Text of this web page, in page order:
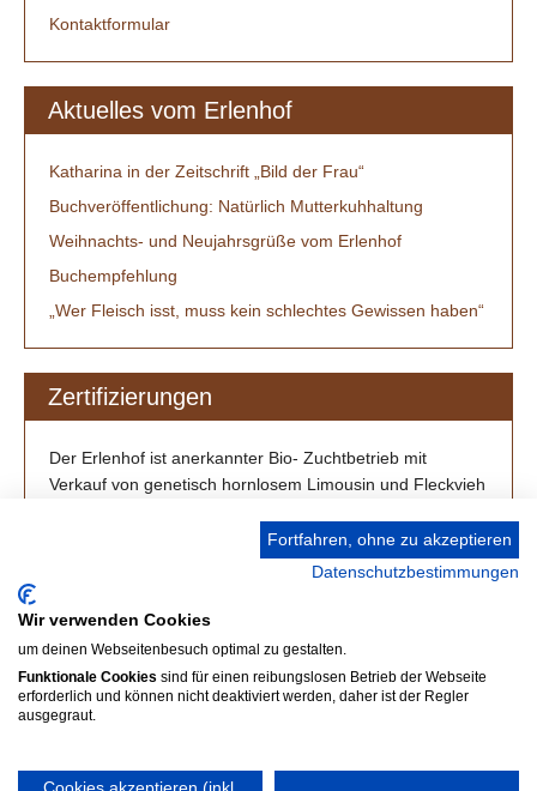
Kontaktformular
Aktuelles vom Erlenhof
Katharina in der Zeitschrift „Bild der Frau“
Buchveröffentlichung: Natürlich Mutterkuhhaltung
Weihnachts- und Neujahrsgrüße vom Erlenhof
Buchempfehlung
„Wer Fleisch isst, muss kein schlechtes Gewissen haben“
Zertifizierungen
Der Erlenhof ist anerkannter Bio- Zuchtbetrieb mit
Verkauf von genetisch hornlosem Limousin und Fleckvieh
Fortfahren, ohne zu akzeptieren
Datenschutzbestimmungen
Wir verwenden Cookies
um deinen Webseitenbesuch optimal zu gestalten.
Funktionale Cookies sind für einen reibungslosen Betrieb der Webseite
erforderlich und können nicht deaktiviert werden, daher ist der Regler
ausgegraut.